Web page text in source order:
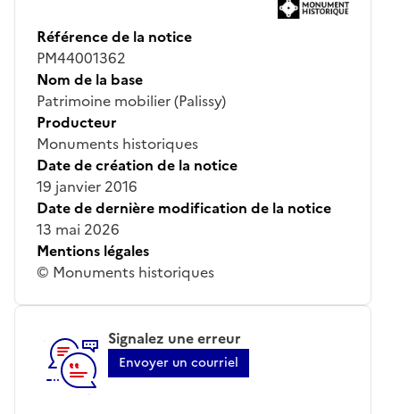
Référence de la notice
PM44001362
Nom de la base
Patrimoine mobilier (Palissy)
Producteur
Monuments historiques
Date de création de la notice
19 janvier 2016
Date de dernière modification de la notice
13 mai 2026
Mentions légales
© Monuments historiques
Signalez une erreur
Envoyer un courriel